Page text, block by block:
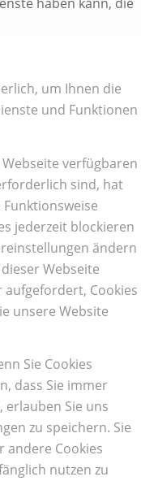
um Ihnen die
und Funktionen
verfügbaren
sind, hat
jederzeit blockieren
ändern
Webseite
aufgefordert, Cookies
unsere Website
Sie Cookies
dass Sie immer
erlauben Sie uns
zu speichern. Sie
andere Cookies
nutzen zu